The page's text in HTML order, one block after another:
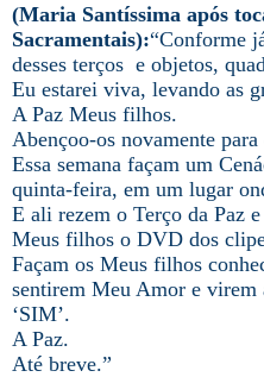
(Maria Santíssima após
Sacramentais):“Conforme
desses terços e objetos,
Eu estarei viva, levando as
A Paz Meus filhos.
Abençoo-os novamente
Essa semana façam um
quinta-feira, em um lugar
E ali rezem o Terço da Paz
Meus filhos o DVD dos
Façam os Meus filhos
sentirem Meu Amor e
‘SIM’.
A Paz.
Até breve.”